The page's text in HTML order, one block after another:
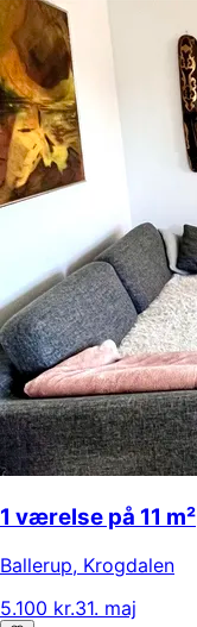
1 værelse på 11 m²
Ballerup, Krogdalen
5.100 kr.31. maj